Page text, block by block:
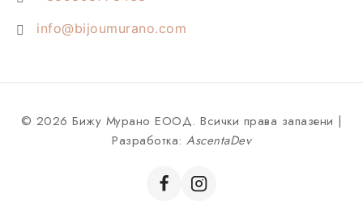
info@bijoumurano.com
© 2026 Бижу Мурано ЕООД. Всички права запазени |
Разработка: AscentaDev